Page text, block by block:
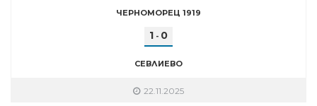
ЧЕРНОМОРЕЦ 1919
1 - 0
СЕВЛИЕВО
22.11.2025